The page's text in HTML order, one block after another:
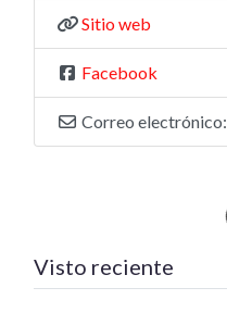
Sitio web
Facebook
Correo electrónico:
Visto reciente